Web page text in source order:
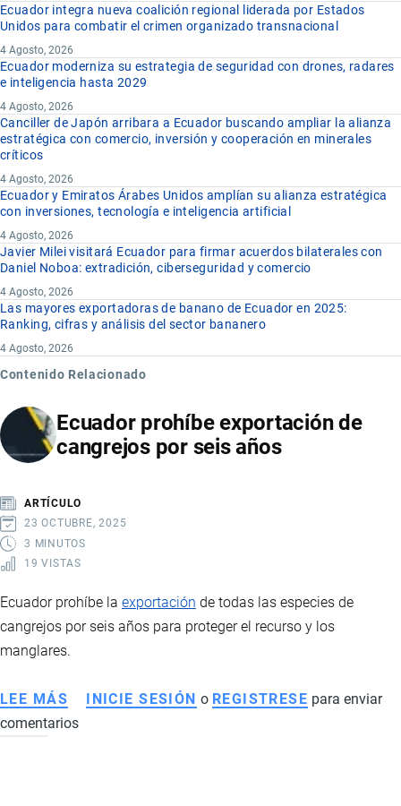
Ecuador integra nueva coalición regional liderada por Estados
Unidos para combatir el crimen organizado transnacional
4 Agosto, 2026
Ecuador moderniza su estrategia de seguridad con drones, radares
e inteligencia hasta 2029
4 Agosto, 2026
Canciller de Japón arribara a Ecuador buscando ampliar la alianza
estratégica con comercio, inversión y cooperación en minerales
críticos
4 Agosto, 2026
Ecuador y Emiratos Árabes Unidos amplían su alianza estratégica
con inversiones, tecnología e inteligencia artificial
4 Agosto, 2026
Javier Milei visitará Ecuador para firmar acuerdos bilaterales con
Daniel Noboa: extradición, ciberseguridad y comercio
4 Agosto, 2026
Las mayores exportadoras de banano de Ecuador en 2025:
Ranking, cifras y análisis del sector bananero
4 Agosto, 2026
Contenido Relacionado
Ecuador prohíbe exportación de
cangrejos por seis años
ARTÍCULO
23 OCTUBRE, 2025
3 MINUTOS
19 VISTAS
Ecuador prohíbe la exportación de todas las especies de
cangrejos por seis años para proteger el recurso y los
manglares.
LEE MÁS SOBRE
ECUADOR
INICIE SESIÓN o REGISTRESE para enviar
comentarios